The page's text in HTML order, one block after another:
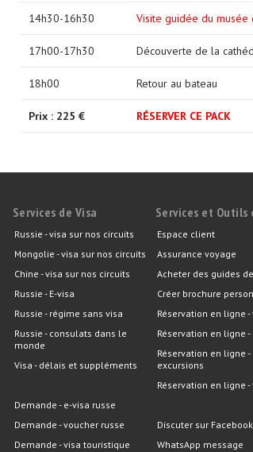
14h30-16h30 Visite guidée du musée
17h00-17h30 Découverte de la
18h00 Retour au bateau
Prix : 225 € RÉSERVER CE PACK
Services de Visa
Russie - visa sur nos circuits
Mongolie - visa sur nos circuits
Chine - visa sur nos circuits
Russie - E-visa
Russie - régime sans visa
Russie - consulats dans le
monde
Visa - délais et suppléments
Demande - e-visa russe
Demande - voucher russe
Demande - visa touristique
Services et Outils
Espace client
Assurance voyage
Acheter des guides
Créer brochure
Réservation en ligne -
Réservation en ligne
Réservation en ligne -
excursions
Réservation en ligne -
Discuter sur Facebook
WhatsApp message